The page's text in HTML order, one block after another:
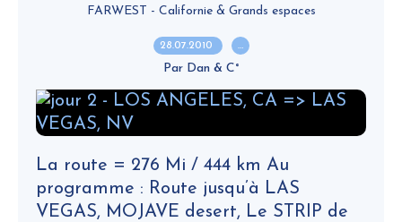
FARWEST - Californie & Grands espaces
28.07.2010 …
Par Dan & C°
La route = 276 Mi / 444 km Au
programme : Route jusqu’à LAS
VEGAS, MOJAVE desert, Le STRIP de